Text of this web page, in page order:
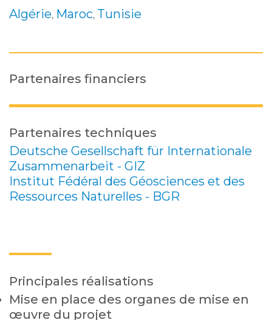
Algérie, Maroc, Tunisie
Partenaires financiers
Partenaires techniques
Deutsche Gesellschaft für Internationale
Zusammenarbeit - GIZ
Institut Fédéral des Géosciences et des
Ressources Naturelles - BGR
Principales réalisations
Mise en place des organes de mise en
œuvre du projet